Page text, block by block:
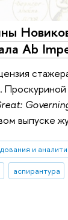
Ab
Проскуриной
выпуске
и
аспирантура